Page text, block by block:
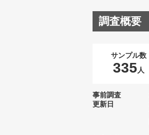
調査概要
サンプル数
335 人
事前調査
更新日